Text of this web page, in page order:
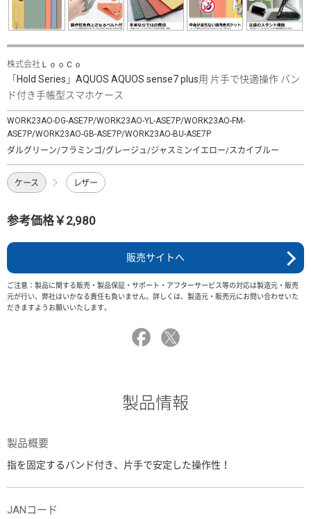
株式会社ＬｏｏＣｏ
「Hold Series」AQUOS AQUOS sense7 plus用 片手で快適操作 バン
ド付き手帳型スマホケース
WORK23AO-DG-ASE7P/WORK23AO-YL-ASE7P/WORK23AO-FM-
ASE7P/WORK23AO-GB-ASE7P/WORK23AO-BU-ASE7P
ダルグリーン/フラミンゴ/グレージュ/ジャスミンイエロー/スカイブルー
ケース レザー
参考価格￥2,980
販売サイトへ
ご注意：製品に関する販売・製品保証・サポート・アフターサービス等の対応は製造元・販売
元が行い、弊社はいかなる責任も負いません。詳しくは、製造元・販売元にお問い合わせいた
だきますようお願いいたします。
製品情報
製品概要
指を固定するバンド付き、片手で安定した操作性！
JANコード